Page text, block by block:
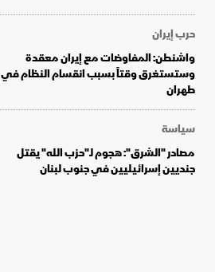
حرب إيران
واشنطن: المفاوضات مع إيران معقدة
وستستغرق وقتاً بسبب انقسام النظام في
طهران
سياسة
مصادر "الشرق": هجوم لـ"حزب الله" يقتل
جنديين إسرائيليين في جنوب لبنان